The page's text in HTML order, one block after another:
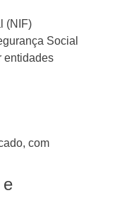
(NIF)
Social
entidades
com
e